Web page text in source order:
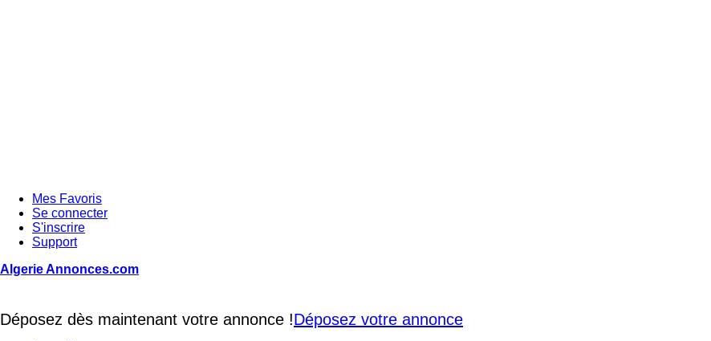
Mes Favoris
Se connecter
S'inscrire
Support
Algerie Annonces.com
Déposez dès maintenant votre annonce !Déposez votre annonce